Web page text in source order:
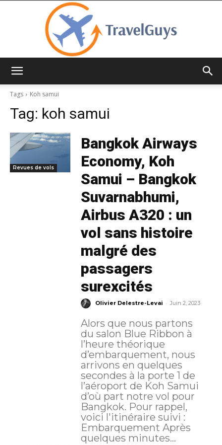
Tags
Koh samui
Tag: koh samui
Revues de vols
Bangkok Airways
Economy, Koh
Samui – Bangkok
Suvarnabhumi,
Airbus A320 : un
vol sans histoire
malgré des
passagers
surexcités
Olivier Delestre-Levai - Juin 2, 2023
Alors que nous partons
du salon Blue Ribbon à
l’heure théorique
d’embarquement, nous
arrivons en quelques
secondes à la porte 1 de
l’aéroport de Koh Samui
d’où part notre vol pour
Bangkok. Pour rappel,
voici l'itinéraire suivi :
Embarquement Après
quelques minutes...